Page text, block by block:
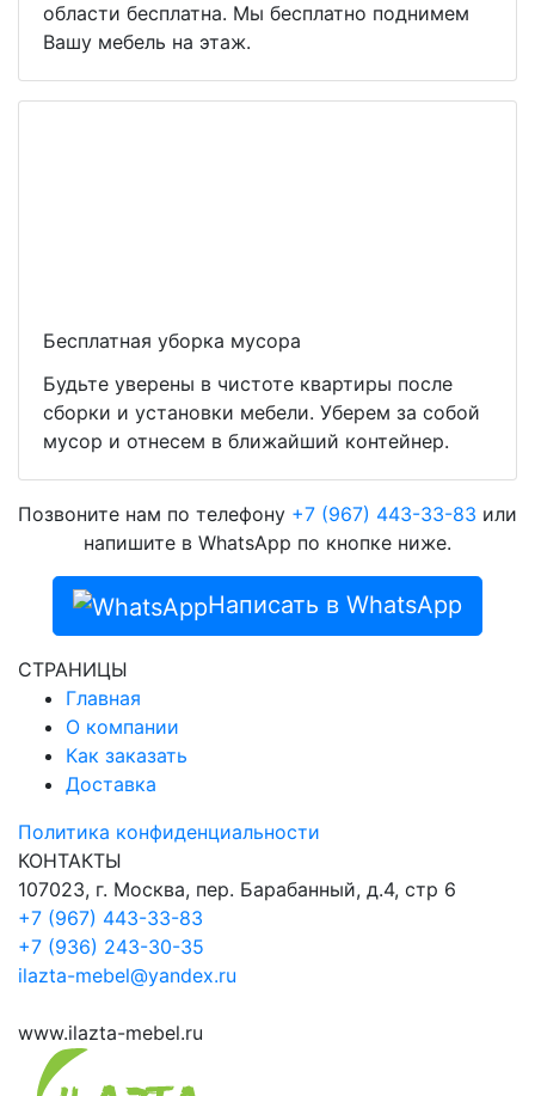
области бесплатна. Мы бесплатно поднимем
Вашу мебель на этаж.
Бесплатная уборка мусора
Будьте уверены в чистоте квартиры после
сборки и установки мебели. Уберем за собой
мусор и отнесем в ближайший контейнер.
Позвоните нам по телефону +7 (967) 443-33-83 или
напишите в WhatsApp по кнопке ниже.
Написать в WhatsApp
СТРАНИЦЫ
Главная
О компании
Как заказать
Доставка
Политика конфиденциальности
КОНТАКТЫ
107023, г. Москва, пер. Барабанный, д.4, стр 6
+7 (967) 443-33-83
+7 (936) 243-30-35
ilazta-mebel@yandex.ru
www.ilazta-mebel.ru